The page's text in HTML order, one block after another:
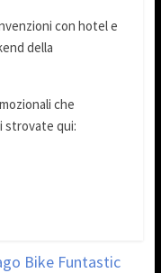
con hotel e
della
che
strovate qui:
Bike Funtastic